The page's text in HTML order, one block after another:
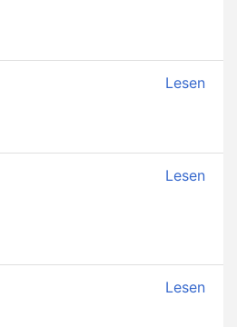
Lesen
Lesen
Lesen